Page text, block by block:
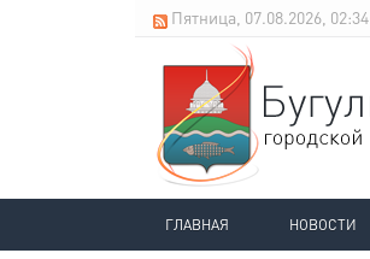
Пятница, 07.08.2026, 02:34
ГЛАВНАЯ НОВОСТИ